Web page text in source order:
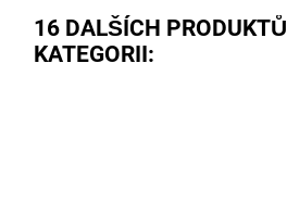
16 DALŠÍCH
KATEGORII: